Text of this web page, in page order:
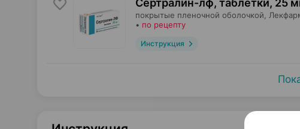
Сертралин-лф, таблетки, 25
покрытые пленочной оболочкой,
• по рецепту
Инструкция